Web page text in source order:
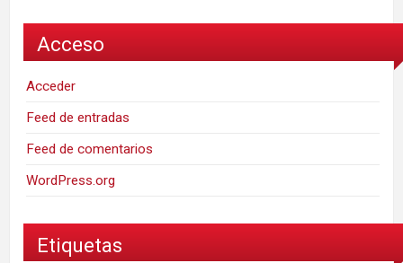
Acceso
Acceder
Feed de entradas
Feed de comentarios
WordPress.org
Etiquetas